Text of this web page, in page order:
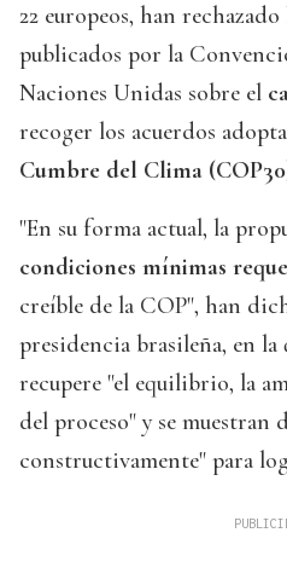
22 europeos, han
publicados por la
Naciones Unidas sobre el
recoger los acuerdos
Cumbre del Clima
"En su forma actual, la
condiciones mínimas
creíble de la COP", han
presidencia brasileña, en la
recupere "el equilibrio, la
del proceso" y se muestran
constructivamente" para